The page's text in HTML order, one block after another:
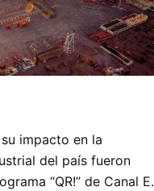
impacto en la
del país fueron
“QR!” de Canal E.